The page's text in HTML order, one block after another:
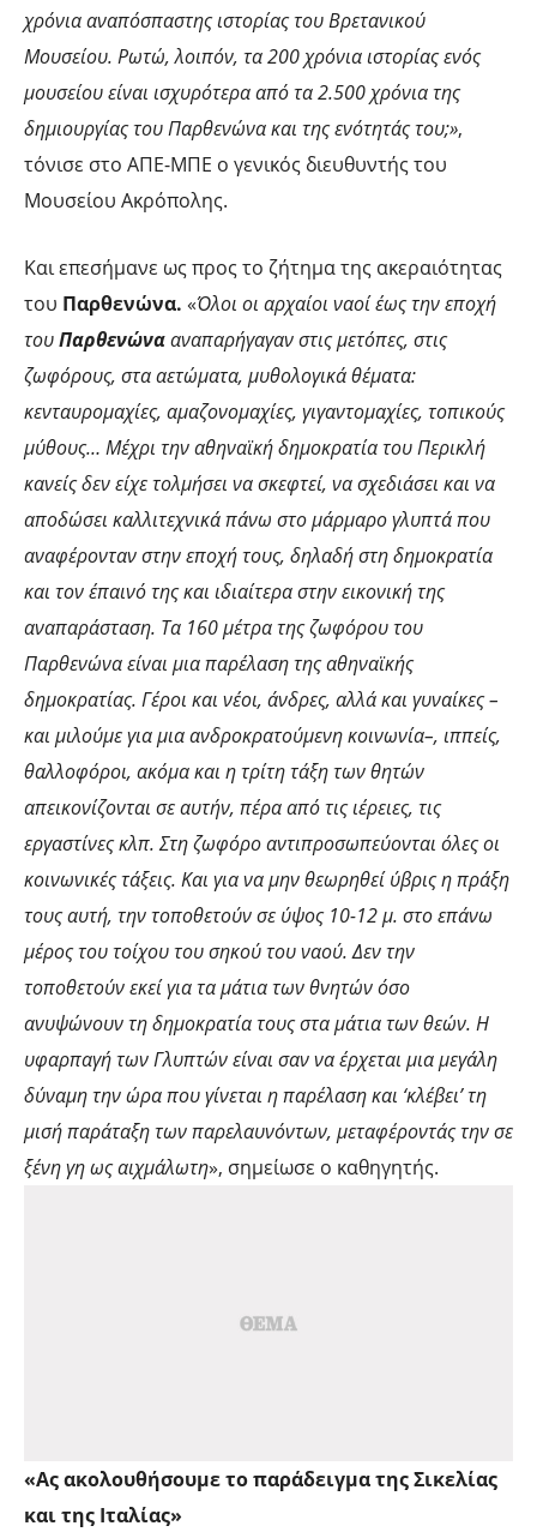
χρόνια αναπόσπαστης ιστορίας του Βρετανικού
Μουσείου. Ρωτώ, λοιπόν, τα 200 χρόνια ιστορίας ενός
μουσείου είναι ισχυρότερα από τα 2.500 χρόνια της
δημιουργίας του Παρθενώνα και της ενότητάς του;»,
τόνισε στο ΑΠΕ-ΜΠΕ ο γενικός διευθυντής του
Μουσείου Ακρόπολης.
Και επεσήμανε ως προς το ζήτημα της ακεραιότητας
του Παρθενώνα. «Όλοι οι αρχαίοι ναοί έως την εποχή
τουΠαρθενώνααναπαρήγαγαν στις μετόπες, στις
ζωφόρους, στα αετώματα, μυθολογικά θέματα:
κενταυρομαχίες, αμαζονομαχίες, γιγαντομαχίες, τοπικούς
μύθους… Μέχρι την αθηναϊκή δημοκρατία του Περικλή
κανείς δεν είχε τολμήσει να σκεφτεί, να σχεδιάσει και να
αποδώσει καλλιτεχνικά πάνω στο μάρμαρο γλυπτά που
αναφέρονταν στην εποχή τους, δηλαδή στη δημοκρατία
και τον έπαινό της και ιδιαίτερα στην εικονική της
αναπαράσταση. Τα 160 μέτρα της ζωφόρου του
Παρθενώνα είναι μια παρέλαση της αθηναϊκής
δημοκρατίας. Γέροι και νέοι, άνδρες, αλλά και γυναίκες –
και μιλούμε για μια ανδροκρατούμενη κοινωνία–, ιππείς,
θαλλοφόροι, ακόμα και η τρίτη τάξη των θητών
απεικονίζονται σε αυτήν, πέρα από τις ιέρειες, τις
εργαστίνες κλπ. Στη ζωφόρο αντιπροσωπεύονται όλες οι
κοινωνικές τάξεις. Και για να μην θεωρηθεί ύβρις η πράξη
τους αυτή, την τοποθετούν σε ύψος 10-12 μ. στο επάνω
μέρος του τοίχου του σηκού του ναού. Δεν την
τοποθετούν εκεί για τα μάτια των θνητών όσο
ανυψώνουν τη δημοκρατία τους στα μάτια των θεών. Η
υφαρπαγή των Γλυπτών είναι σαν να έρχεται μια μεγάλη
δύναμη την ώρα που γίνεται η παρέλαση και ‘κλέβει’ τη
μισή παράταξη των παρελαυνόντων, μεταφέροντάς την σε
ξένη γη ως αιχμάλωτη», σημείωσε ο καθηγητής.
«Ας ακολουθήσουμε το παράδειγμα της Σικελίας
και της Ιταλίας»